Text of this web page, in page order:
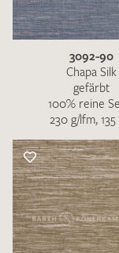
3092-90
Chapa Silk
gefärbt
100% reine
230 g/lfm,